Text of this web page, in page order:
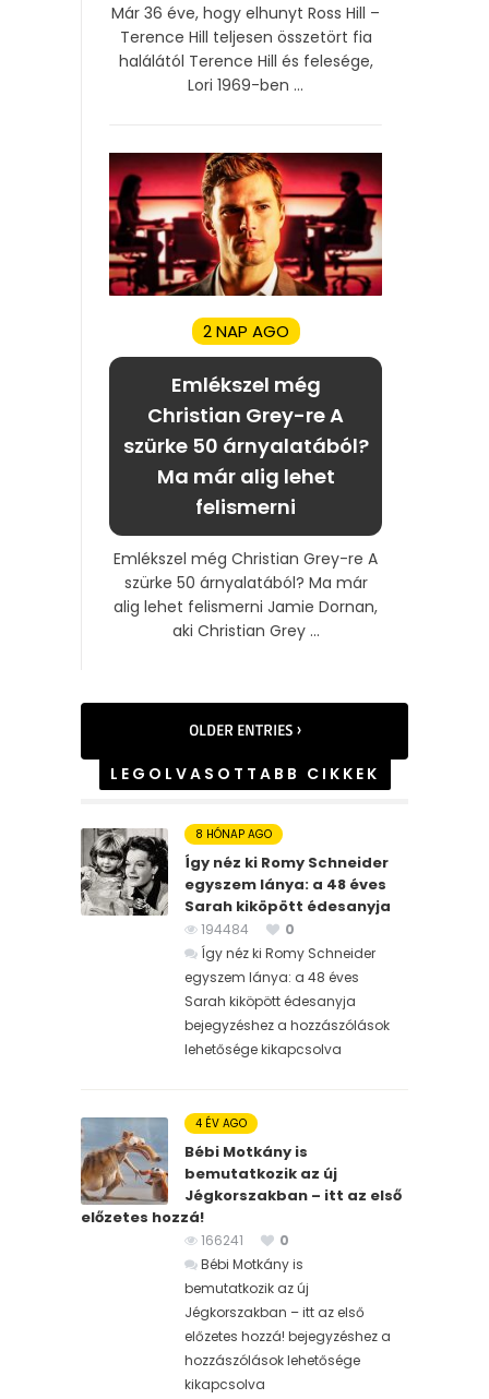
Már 36 éve, hogy elhunyt Ross Hill –
Terence Hill teljesen összetört fia
halálától Terence Hill és felesége,
Lori 1969-ben ...
2 NAP AGO
Emlékszel még
Christian Grey-re A
szürke 50 árnyalatából?
Ma már alig lehet
felismerni
Emlékszel még Christian Grey-re A
szürke 50 árnyalatából? Ma már
alig lehet felismerni Jamie Dornan,
aki Christian Grey ...
OLDER ENTRIES ›
LEGOLVASOTTABB CIKKEK
8 HÓNAP AGO
Így néz ki Romy Schneider
egyszem lánya: a 48 éves
Sarah kiköpött édesanyja
194484
0
Így néz ki Romy Schneider
egyszem lánya: a 48 éves
Sarah kiköpött édesanyja
bejegyzéshez a hozzászólások
lehetősége kikapcsolva
4 ÉV AGO
Bébi Motkány is
bemutatkozik az új
Jégkorszakban – itt az első
előzetes hozzá!
166241
0
Bébi Motkány is
bemutatkozik az új
Jégkorszakban – itt az első
előzetes hozzá! bejegyzéshez a
hozzászólások lehetősége
kikapcsolva